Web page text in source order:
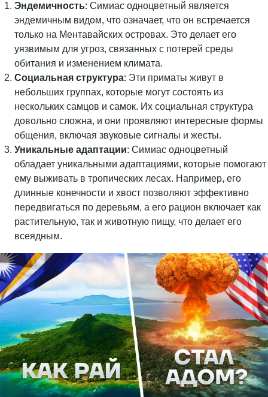
Эндемичность: Симиас одноцветный является
эндемичным видом, что означает, что он встречается
только на Ментавайских островах. Это делает его
уязвимым для угроз, связанных с потерей среды
обитания и изменением климата.
Социальная структура: Эти приматы живут в
небольших группах, которые могут состоять из
нескольких самцов и самок. Их социальная структура
довольно сложна, и они проявляют интересные формы
общения, включая звуковые сигналы и жесты.
Уникальные адаптации: Симиас одноцветный
обладает уникальными адаптациями, которые помогают
ему выживать в тропических лесах. Например, его
длинные конечности и хвост позволяют эффективно
передвигаться по деревьям, а его рацион включает как
растительную, так и животную пищу, что делает его
всеядным.